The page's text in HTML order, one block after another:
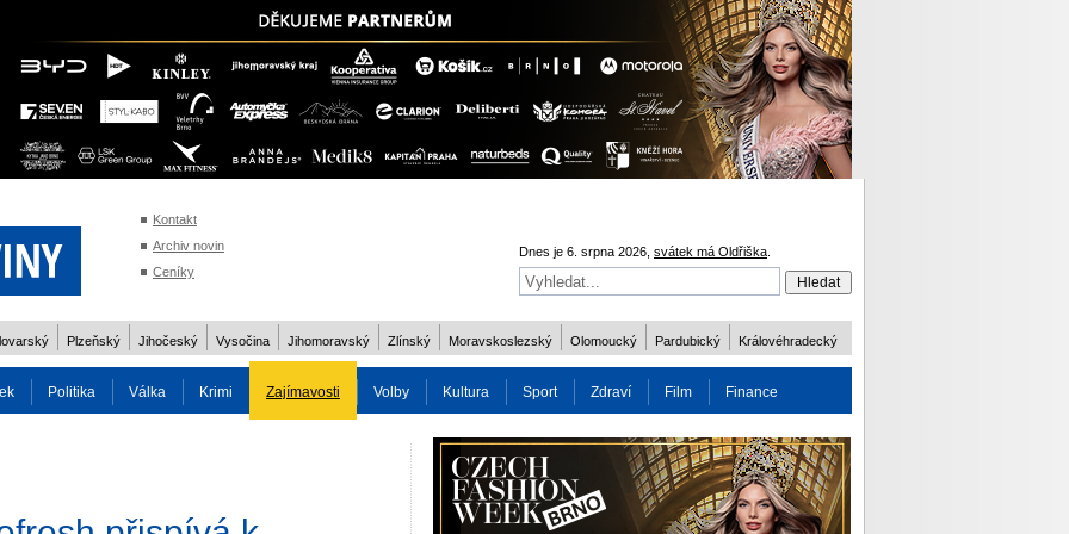
Kontakt
Archiv novin
Ceníky
Dnes je 6. srpna 2026, svátek má Oldřiška
Plzeňský Jihočeský Vysočina Jihomoravský Zlínský Moravskoslezský Olomoucký Pardubický Královéhradecký
Politika Válka Krimi Zajímavosti Volby Kultura Sport Zdraví Film Finance
Charita Osobnost Více ODM 2016